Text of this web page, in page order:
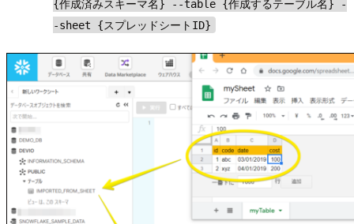
{作成済みスキーマ名} --table {作成するテーブル名} -
-sheet {スプレッドシートID}